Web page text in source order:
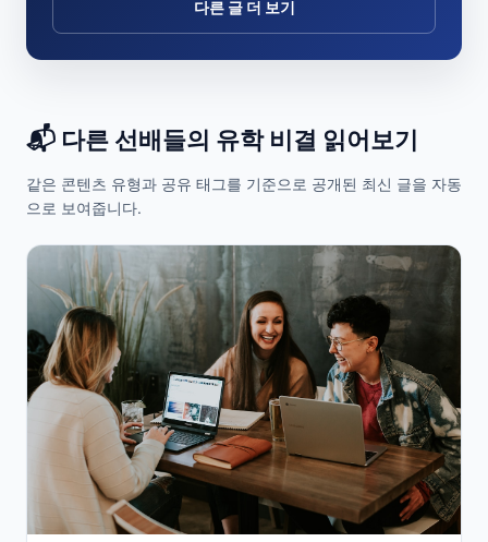
다른 글 더 보기
📬 다른 선배들의 유학 비결 읽어보기
같은 콘텐츠 유형과 공유 태그를 기준으로 공개된 최신 글을 자동
으로 보여줍니다.